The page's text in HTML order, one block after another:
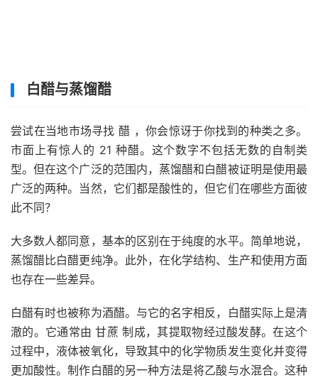
白醋与蒸馏醋
尝试在当地市场寻找醋 ，你会惊讶于你找到的种类之多。
市面上有惊人的 21 种醋。这个数字不包括无数的自制类
型。但在这个广泛的范围内，蒸馏醋和白醋被证明是使用最
广泛的两种。当然，它们都是酸性的，但它们在哪些方面彼
此不同？
大多数人都同意，基本的区别在于纯度的水平。简单地说，
蒸馏醋比白醋更纯净。此外，在化学结构、生产和使用方面
也存在一些差异。
白醋有时也被称为酒醋。与它的名字相反，白醋实际上是清
澈的。它通常由甘蔗制成，其提取物经过酸发酵。在这个
过程中，液体被氧化，导致其中的化学物质发生变化并变得
更加酸性。制作白醋的另一种方法是将乙酸与水混合。这种